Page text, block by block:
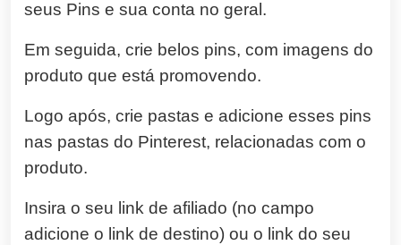
seus Pins e sua conta no geral.
Em seguida, crie belos pins, com imagens do
produto que está promovendo.
Logo após, crie pastas e adicione esses pins
nas pastas do Pinterest, relacionadas com o
produto.
Insira o seu link de afiliado (no campo
adicione o link de destino) ou o link do seu